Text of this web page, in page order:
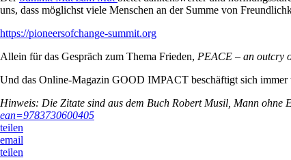
uns, dass möglichst viele Menschen an der Summe von
https://pioneersofchange-summit.org
Allein für das Gespräch zum Thema Frieden, PEACE – an outcry
Und das Online-Magazin GOOD IMPACT beschäftigt sich
Hinweis: Die Zitate sind aus dem Buch Robert Musil, Mann ohne
ean=9783730600405
teilen
email
teilen